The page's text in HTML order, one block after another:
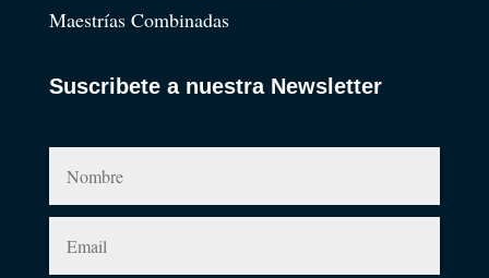
Maestrías Combinadas
Suscribete a nuestra Newsletter